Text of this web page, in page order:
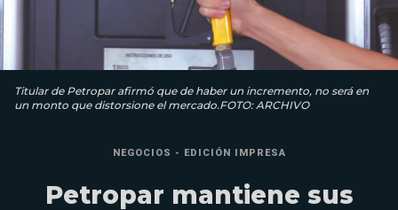
Titular de Petropar afirmó que de haber un incremento, no será en
un monto que distorsione el mercado.FOTO: ARCHIVO
NEGOCIOS - EDICIÓN IMPRESA
Petropar mantiene sus